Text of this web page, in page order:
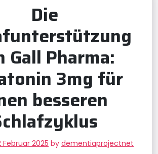
Die
Gall Pharma:
3mg für
besseren
Februar 2025 by dementiaprojectnet